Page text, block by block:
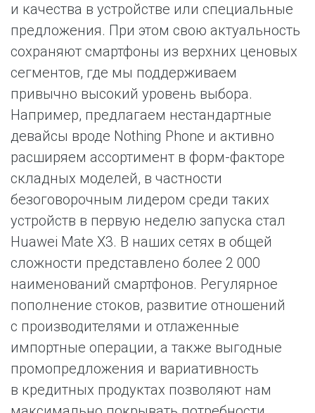
и качества в устройстве или специальные
предложения. При этом свою актуальность
сохраняют смартфоны из верхних ценовых
сегментов, где мы поддерживаем
привычно высокий уровень выбора.
Например, предлагаем нестандартные
девайсы вроде Nothing Phone и активно
расширяем ассортимент в форм-факторе
складных моделей, в частности
безоговорочным лидером среди таких
устройств в первую неделю запуска стал
Huawei Mate X3. В наших сетях в общей
сложности представлено более 2 000
наименований смартфонов. Регулярное
пополнение стоков, развитие отношений
с производителями и отлаженные
импортные операции, а также выгодные
промопредложения и вариативность
в кредитных продуктах позволяют нам